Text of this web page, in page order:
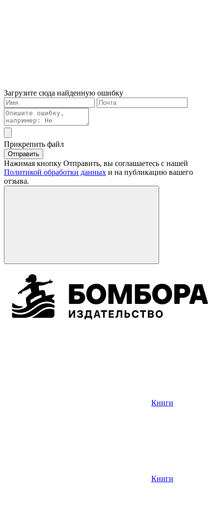
Загрузите сюда найденную ошибку
Прикрепить файл
Отправить
Нажимая кнопку Отправить, вы соглашаетесь с нашей
Политикой обработки данных и на публикацию вашего
отзыва.
Книги
Книги